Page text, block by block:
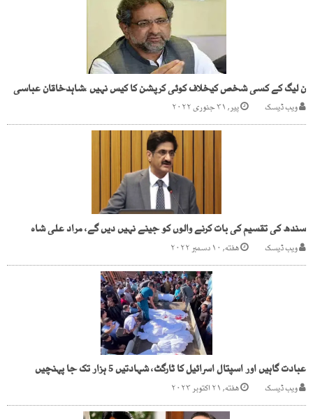
ن لیگ کے کسی شخص کیخلاف کوئی کرپشن کا کیس نہیں ،شاہدخاقان عباسی
ویب ڈیسک پیر, ۳۱ جنوری ۲۰۲۲
سندھ کی تقسیم کی بات کرنے والوں کو جینے نہیں دیں گے، مراد علی شاہ
ویب ڈیسک هفته, ۱۰ دسمبر ۲۰۲۲
عبادت گاہیں اور اسپتال اسرائیل کا ٹارگٹ، شہادتیں 5 ہزار تک جا پہنچیں
ویب ڈیسک هفته, ۲۱ اکتوبر ۲۰۲۳